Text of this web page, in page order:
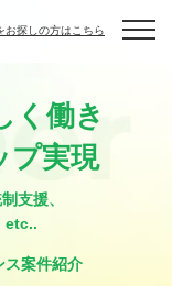
お探しの方はこちら
く働き
プ実現
支援、
etc..
ス案件紹介